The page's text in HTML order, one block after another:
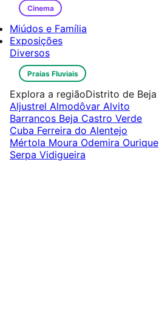
Cinema
Miúdos e Família
Exposições
Diversos
Praias Fluviais
Explora a regiãoDistrito de Beja
Aljustrel Almodôvar Alvito
Barrancos Beja Castro Verde
Cuba Ferreira do Alentejo
Mértola Moura Odemira Ourique
Serpa Vidigueira